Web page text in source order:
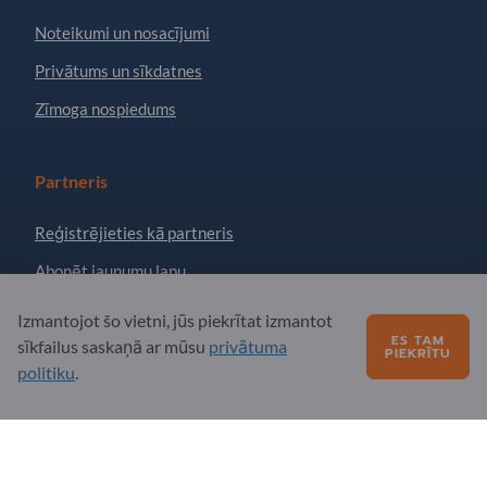
Noteikumi un nosacījumi
Privātums un sīkdatnes
Zīmoga nospiedums
Partneris
Reģistrējieties kā partneris
Abonēt jaunumu lapu
Jautājumi?
Izmantojot šo vietni, jūs piekrītat izmantot
sīkfailus saskaņā ar mūsu privātuma
politiku.
ES TAM
PIEKRĪTU